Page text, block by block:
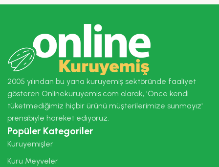
2005 yılından bu yana kuruyemiş sektöründe faaliyet
gösteren Onlinekuruyemis.com olarak, 'Önce kendi
tüketmediğimiz hiçbir ürünü müşterilerimize sunmayız'
prensibiyle hareket ediyoruz.
Popüler Kategoriler
Kuruyemişler
Kuru Meyveler